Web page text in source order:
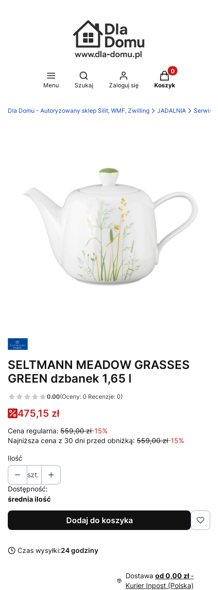
Menu
Otwórz wyszukiwarkę
Szukaj Zaloguj się
Produkty w
Koszyk
Dla Domu - Autoryzowany sklep Silit, WMF, Zwilling JADALNIA Serwisy
SELTMANN MEADOW GRASSES
GREEN dzbanek 1,65 l
0.00(Oceny: 0 Recenzje: 0)
475,15 zł
Cena regularna: 559,00 zł-15%
Najniższa cena z 30 dni przed obniżką: 559,00 zł-15%
Ilość
szt.
Dostępność:
średnia ilość
Dodaj do koszyka
Czas wysyłki:24 godziny
Dostawa od 0,00 zł -
Kurier Inpost (Polska)